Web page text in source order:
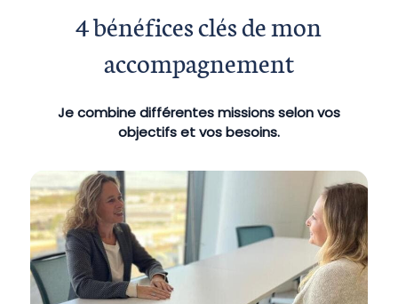
4 bénéfices clés de mon
accompagnement
Je combine différentes missions selon vos
objectifs et vos besoins.